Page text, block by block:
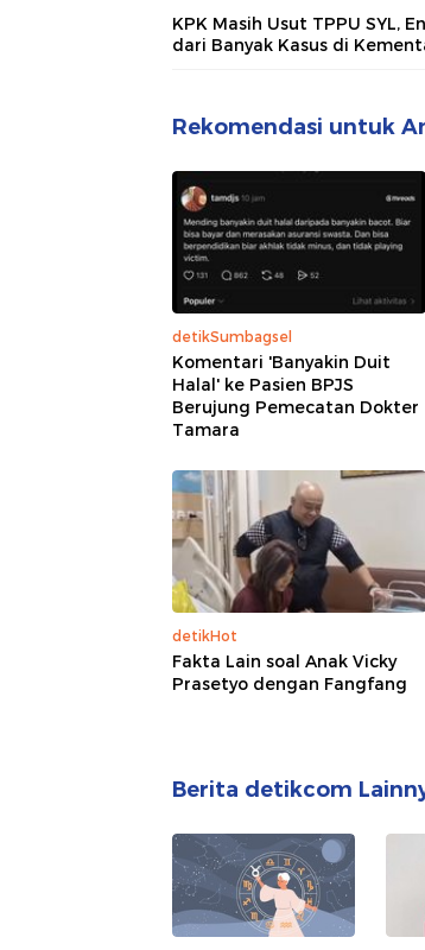
KPK Masih Usut TPPU SYL,
dari Banyak Kasus di
Rekomendasi untuk
detikSumbagsel
Komentari 'Banyakin Duit
Halal' ke Pasien BPJS
Berujung Pemecatan Dokter
Tamara
detikHot
Fakta Lain soal Anak Vicky
Prasetyo dengan Fangfang
Berita detikcom